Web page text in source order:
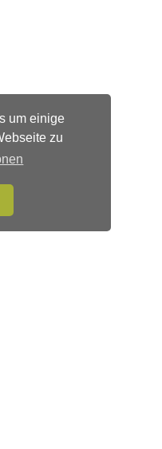
um einige
zu